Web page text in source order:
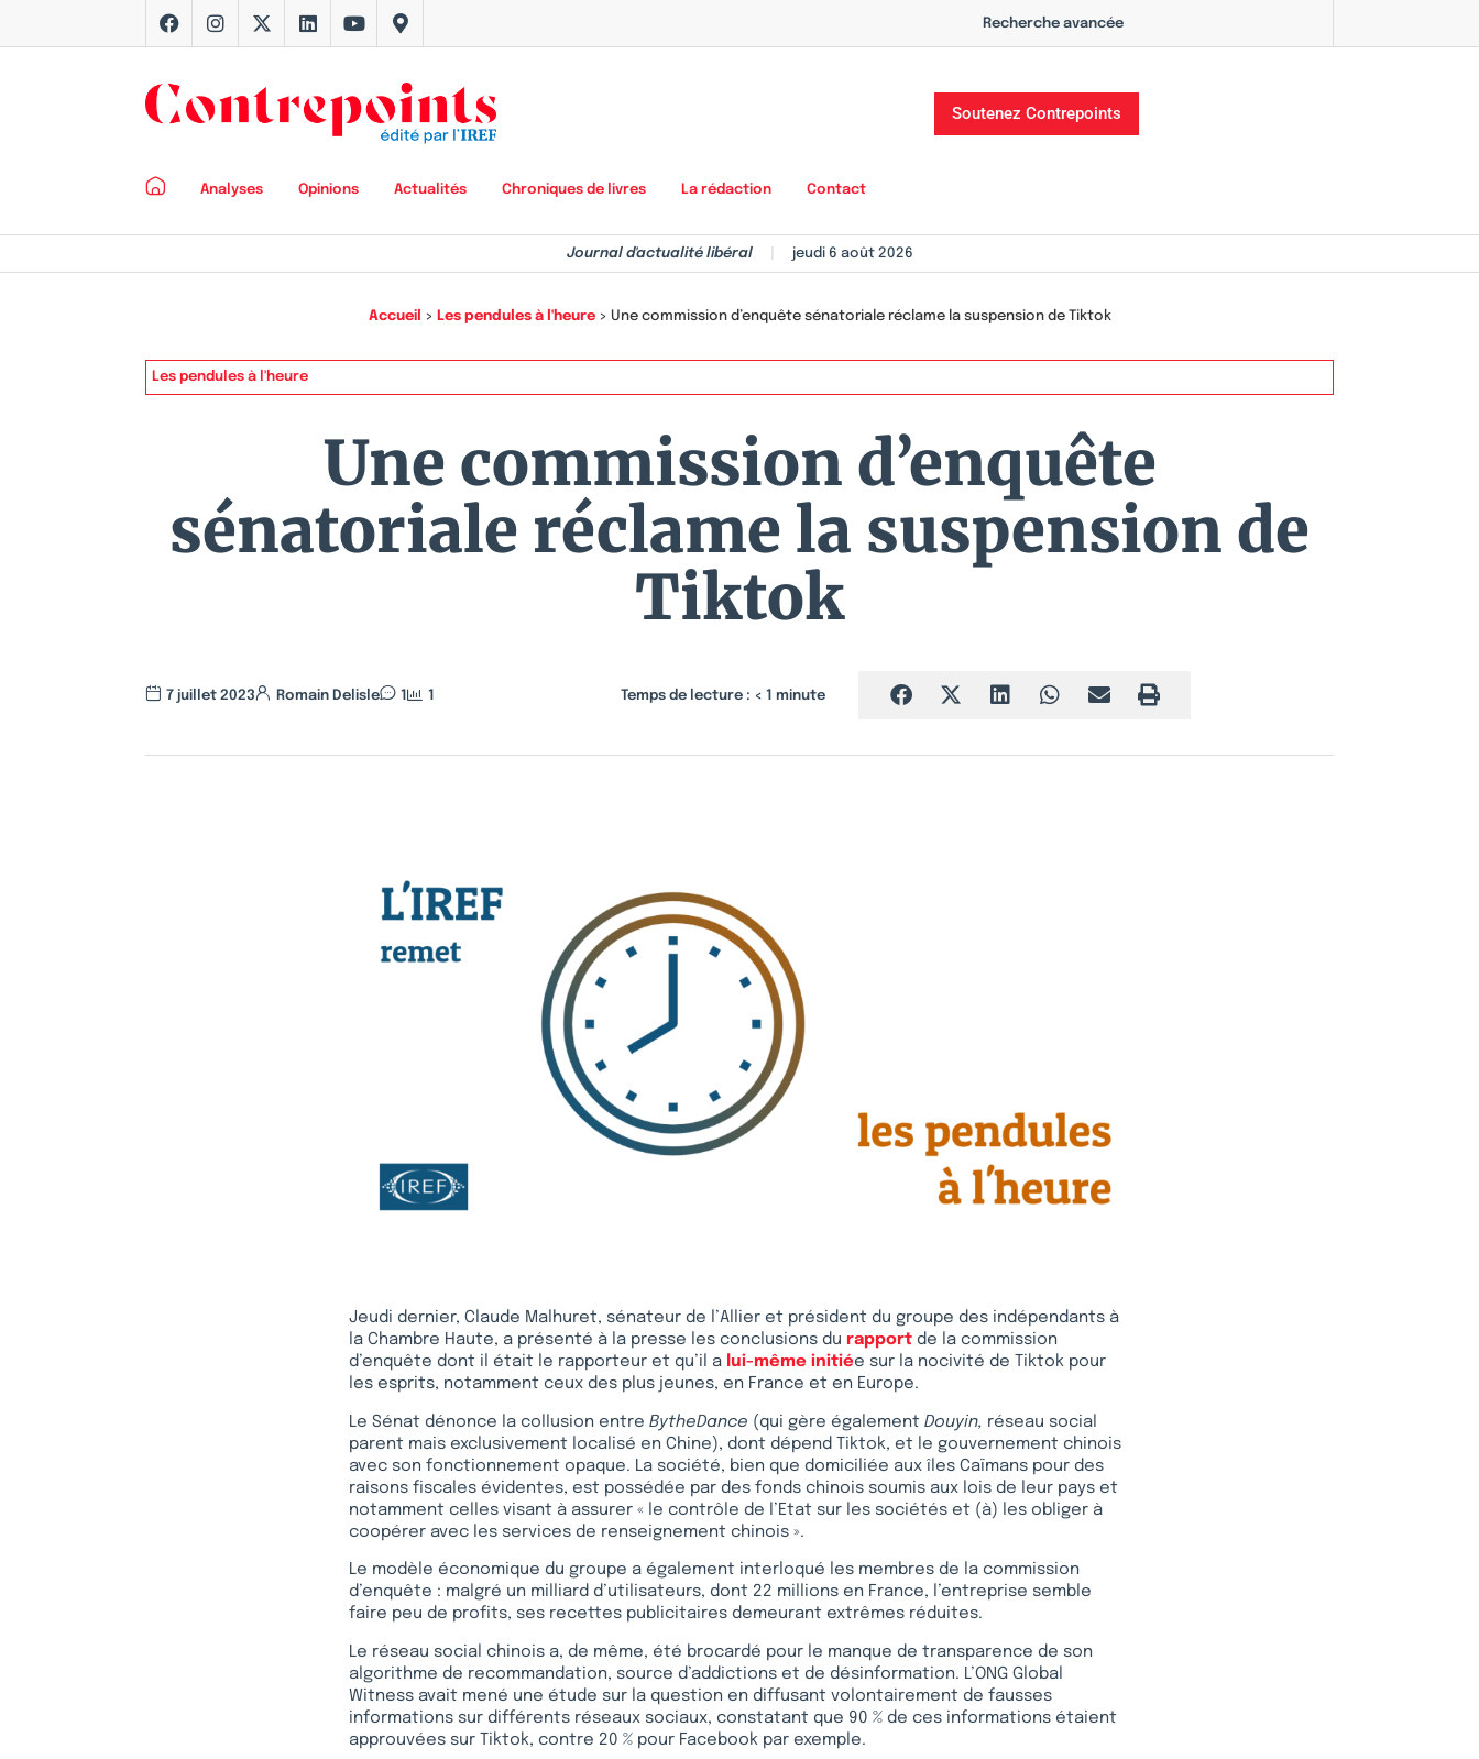
Recherche avancée
Soutenez Contrepoints
Analyses Opinions Actualités Chroniques de livres La rédaction Contact
Journal d'actualité libéral jeudi 6 août 2026
Accueil > Les pendules à l'heure> Une commission d’enquête sénatoriale réclame la suspension de Tiktok
Les pendules à l'heure
Une commission d’enquête
sénatoriale réclame la suspension de
Tiktok
7 juillet 2023 Romain Delisle 1 1 Temps de lecture : < 1 minute
Jeudi dernier, Claude Malhuret, sénateur de l’Allier et président du groupe des indépendants à
la Chambre Haute, a présenté à la presse les conclusions du rapport de la commission
d’enquête dont il était le rapporteur et qu’il a lui-même initiée sur la nocivité de Tiktok pour
les esprits, notamment ceux des plus jeunes, en France et en Europe.
Le Sénat dénonce la collusion entre BytheDance (qui gère également Douyin, réseau social
parent mais exclusivement localisé en Chine), dont dépend Tiktok, et le gouvernement chinois
avec son fonctionnement opaque. La société, bien que domiciliée aux îles Caïmans pour des
raisons fiscales évidentes, est possédée par des fonds chinois soumis aux lois de leur pays et
notamment celles visant à assurer « le contrôle de l’Etat sur les sociétés et (à) les obliger à
coopérer avec les services de renseignement chinois ».
Le modèle économique du groupe a également interloqué les membres de la commission
d’enquête : malgré un milliard d’utilisateurs, dont 22 millions en France, l’entreprise semble
faire peu de profits, ses recettes publicitaires demeurant extrêmes réduites.
Le réseau social chinois a, de même, été brocardé pour le manque de transparence de son
algorithme de recommandation, source d’addictions et de désinformation. L’ONG Global
Witness avait mené une étude sur la question en diffusant volontairement de fausses
informations sur différents réseaux sociaux, constatant que 90 % de ces informations étaient
approuvées sur Tiktok, contre 20 % pour Facebook par exemple.